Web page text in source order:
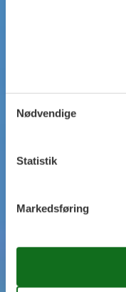
Nødvendige
Statistik
Markedsføring